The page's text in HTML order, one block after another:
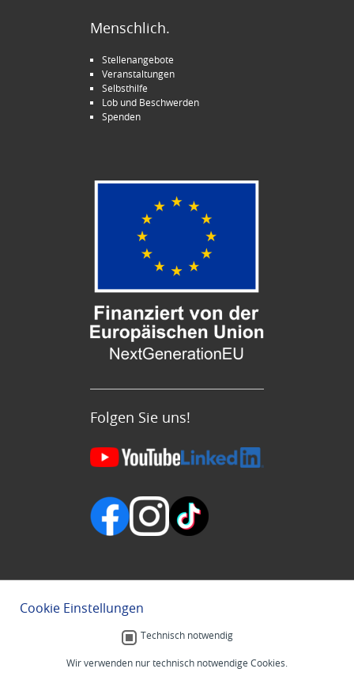
Menschlich.
Stellenangebote
Veranstaltungen
Selbsthilfe
Lob und Beschwerden
Spenden
Folgen Sie uns!
Cookie Einstellungen
Technisch notwendig
Wir verwenden nur technisch notwendige Cookies.